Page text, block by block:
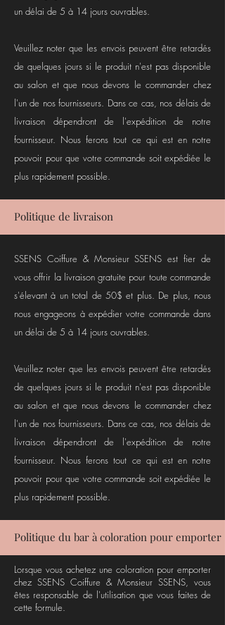
un délai de 5 à 14 jours ouvrables.
Veuillez noter que les envois peuvent être retardés
de quelques jours si le produit n'est pas disponible
au salon et que nous devons le commander chez
l'un de nos fournisseurs. Dans ce cas, nos délais de
livraison dépendront de l'expédition de notre
fournisseur. Nous ferons tout ce qui est en notre
pouvoir pour que votre commande soit expédiée le
plus rapidement possible.
Politique de livraison
SSENS Coiffure & Monsieur SSENS est fier de
vous offrir la livraison gratuite pour toute commande
s'élevant à un total de 50$ et plus. De plus, nous
nous engageons à expédier votre commande dans
un délai de 5 à 14 jours ouvrables.
Veuillez noter que les envois peuvent être retardés
de quelques jours si le produit n'est pas disponible
au salon et que nous devons le commander chez
l'un de nos fournisseurs. Dans ce cas, nos délais de
livraison dépendront de l'expédition de notre
fournisseur. Nous ferons tout ce qui est en notre
pouvoir pour que votre commande soit expédiée le
plus rapidement possible.
Politique du bar à coloration pour emporter
Lorsque vous achetez une coloration pour emporter
chez SSENS Coiffure & Monsieur SSENS, vous
êtes responsable de l'utilisation que vous faites de
cette formule.